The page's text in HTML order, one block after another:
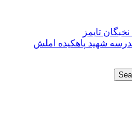
تایمز
شهید پاهکیده املش